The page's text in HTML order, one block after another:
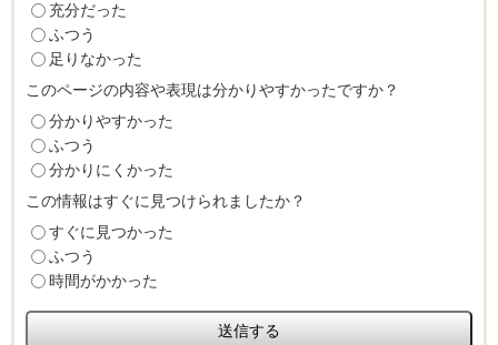
充分だった
ふつう
足りなかった
このページの内容や表現は分かりやすかったですか？
分かりやすかった
ふつう
分かりにくかった
この情報はすぐに見つけられましたか？
すぐに見つかった
ふつう
時間がかかった